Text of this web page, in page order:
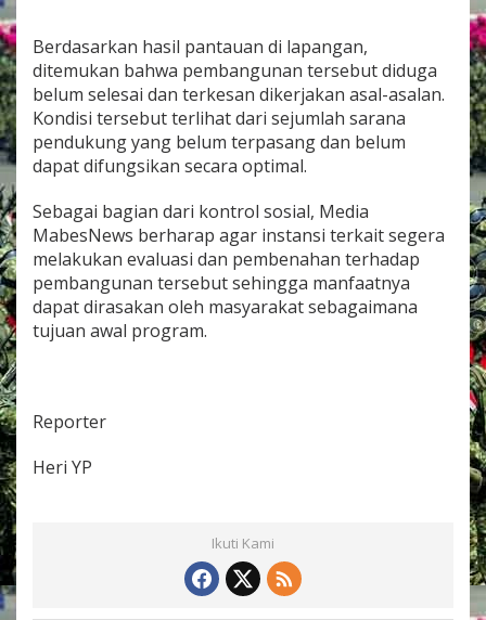
Berdasarkan hasil pantauan di lapangan,
ditemukan bahwa pembangunan tersebut diduga
belum selesai dan terkesan dikerjakan asal-asalan.
Kondisi tersebut terlihat dari sejumlah sarana
pendukung yang belum terpasang dan belum
dapat difungsikan secara optimal.
Sebagai bagian dari kontrol sosial, Media
MabesNews berharap agar instansi terkait segera
melakukan evaluasi dan pembenahan terhadap
pembangunan tersebut sehingga manfaatnya
dapat dirasakan oleh masyarakat sebagaimana
tujuan awal program.
Reporter
Heri YP
Ikuti Kami